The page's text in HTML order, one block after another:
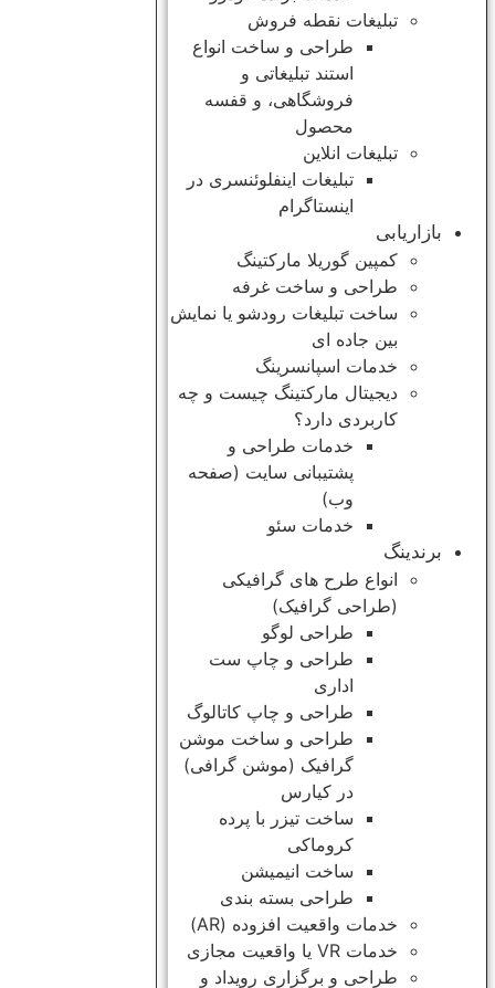
تبلیغات نقطه فروش
طراحی و ساخت انواع
استند تبلیغاتی و
فروشگاهی، و قفسه
محصول
تبلیغات انلاین
تبلیغات اینفلوئنسری در
اینستاگرام
بازاریابی
کمپین گوریلا مارکتینگ
طراحی و ساخت غرفه
ساخت تبلیغات رودشو یا نمایش
بین جاده ای
خدمات اسپانسرینگ
دیجیتال مارکتینگ چیست و چه
کاربردی دارد؟
خدمات طراحی و
پشتیبانی سایت (صفحه
وب)
خدمات سئو
برندینگ
انواع طرح های گرافیکی
(طراحی گرافیک)
طراحی لوگو
طراحی و چاپ ست
اداری
طراحی و چاپ کاتالوگ
طراحی و ساخت موشن
گرافیک (موشن گرافی)
در کیارس
ساخت تیزر با پرده
کروماکی
ساخت انیمیشن
طراحی بسته بندی
خدمات واقعیت افزوده (AR)
خدمات VR یا واقعیت مجازی
طراحی و برگزاری رویداد و